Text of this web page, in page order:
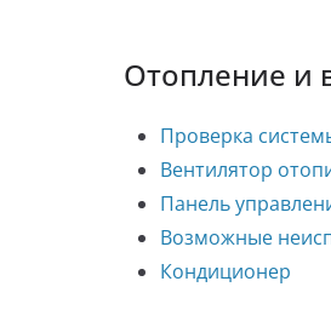
Отопление и
Проверка
Вентилятор
Панель
Возможные
Кондиционер